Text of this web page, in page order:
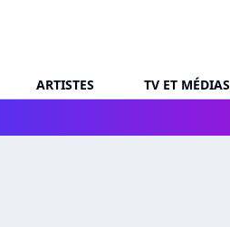
ARTISTES TV ET MÉDIAS